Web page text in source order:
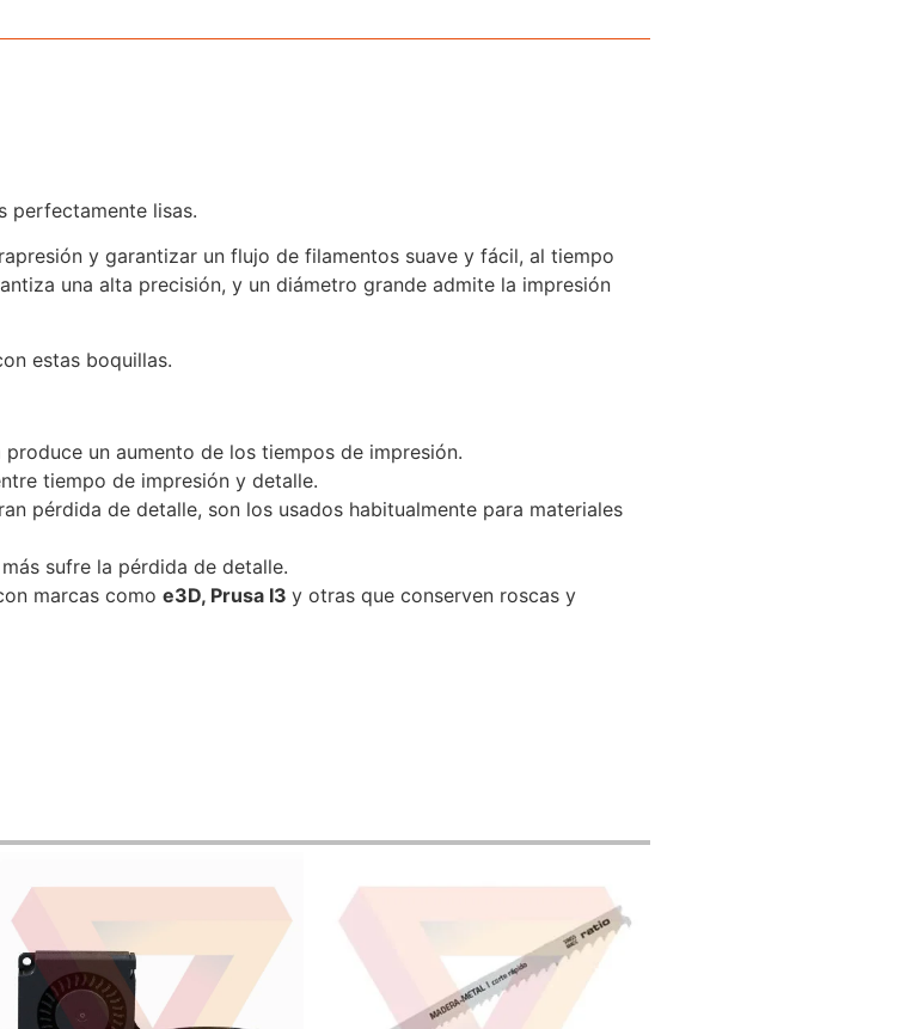
perfectamente lisas.
y garantizar un flujo de filamentos suave y fácil, al tiempo
una alta precisión, y un diámetro grande admite la impresión
estas boquillas.
un aumento de los tiempos de impresión.
tiempo de impresión y detalle.
pérdida de detalle, son los usados habitualmente para materiales
sufre la pérdida de detalle.
marcas como e3D, Prusa I3 y otras que conserven roscas y